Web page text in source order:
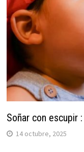
Soñar con escupir
14 octubre, 2025